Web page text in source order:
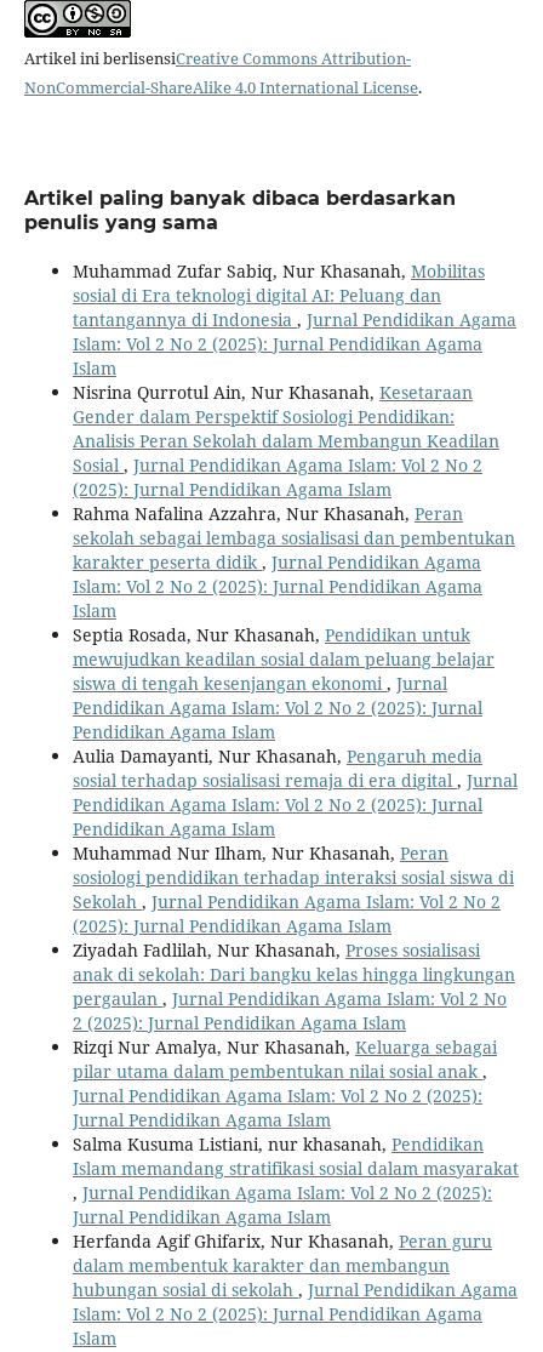
Artikel ini berlisensiCreative Commons Attribution-
NonCommercial-ShareAlike 4.0 International License.
Artikel paling banyak dibaca berdasarkan
penulis yang sama
Muhammad Zufar Sabiq, Nur Khasanah, Mobilitas
sosial di Era teknologi digital AI: Peluang dan
tantangannya di Indonesia , Jurnal Pendidikan Agama
Islam: Vol 2 No 2 (2025): Jurnal Pendidikan Agama
Islam
Nisrina Qurrotul Ain, Nur Khasanah, Kesetaraan
Gender dalam Perspektif Sosiologi Pendidikan:
Analisis Peran Sekolah dalam Membangun Keadilan
Sosial , Jurnal Pendidikan Agama Islam: Vol 2 No 2
(2025): Jurnal Pendidikan Agama Islam
Rahma Nafalina Azzahra, Nur Khasanah, Peran
sekolah sebagai lembaga sosialisasi dan pembentukan
karakter peserta didik , Jurnal Pendidikan Agama
Islam: Vol 2 No 2 (2025): Jurnal Pendidikan Agama
Islam
Septia Rosada, Nur Khasanah, Pendidikan untuk
mewujudkan keadilan sosial dalam peluang belajar
siswa di tengah kesenjangan ekonomi, Jurnal
Pendidikan Agama Islam: Vol 2 No 2 (2025): Jurnal
Pendidikan Agama Islam
Aulia Damayanti, Nur Khasanah, Pengaruh media
sosial terhadap sosialisasi remaja di era digital , Jurnal
Pendidikan Agama Islam: Vol 2 No 2 (2025): Jurnal
Pendidikan Agama Islam
Muhammad Nur Ilham, Nur Khasanah, Peran
sosiologi pendidikan terhadap interaksi sosial siswa di
Sekolah , Jurnal Pendidikan Agama Islam: Vol 2 No 2
(2025): Jurnal Pendidikan Agama Islam
Ziyadah Fadlilah, Nur Khasanah, Proses sosialisasi
anak di sekolah: Dari bangku kelas hingga lingkungan
pergaulan , Jurnal Pendidikan Agama Islam: Vol 2 No
2 (2025): Jurnal Pendidikan Agama Islam
Rizqi Nur Amalya, Nur Khasanah, Keluarga sebagai
pilar utama dalam pembentukan nilai sosial anak ,
Jurnal Pendidikan Agama Islam: Vol 2 No 2 (2025):
Jurnal Pendidikan Agama Islam
Salma Kusuma Listiani, nur khasanah, Pendidikan
Islam memandang stratifikasi sosial dalam masyarakat
, Jurnal Pendidikan Agama Islam: Vol 2 No 2 (2025):
Jurnal Pendidikan Agama Islam
Herfanda Agif Ghifarix, Nur Khasanah, Peran guru
dalam membentuk karakter dan membangun
hubungan sosial di sekolah , Jurnal Pendidikan Agama
Islam: Vol 2 No 2 (2025): Jurnal Pendidikan Agama
Islam